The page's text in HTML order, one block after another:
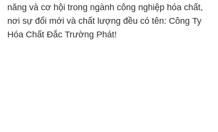
năng và cơ hội trong ngành công nghiệp hóa chất,
nơi sự đổi mới và chất lượng đều có tên: Công Ty
Hóa Chất Đắc Trường Phát!